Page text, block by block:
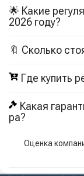
🌟 Какие
2026 году?
🔖 Сколько
Где купить
Какая
pa?
Оценка